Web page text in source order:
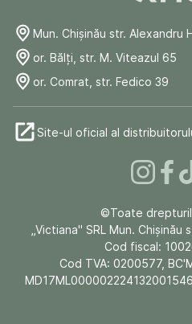
Mun. Chişinău str. Alexandru
or. Bălți, str. M. Viteazul 65
or. Comrat, str. Fedico 39
Site-ul oficial al
©Toate
„Victiana" SRL Mun.
Cod fiscal:
Cod TVA: 0200577,